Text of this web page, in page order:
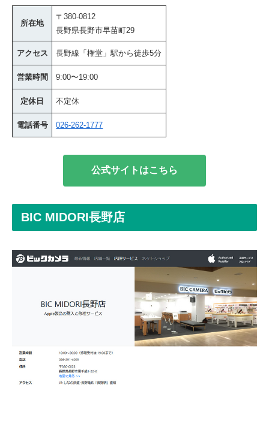
所在地
〒380-0812
長野県長野市早苗町29
アクセス 長野線「権堂」駅から徒歩5分
営業時間 9:00〜19:00
定休日 不定休
電話番号 026-262-1777
公式サイトはこちら
BIC MIDORI長野店